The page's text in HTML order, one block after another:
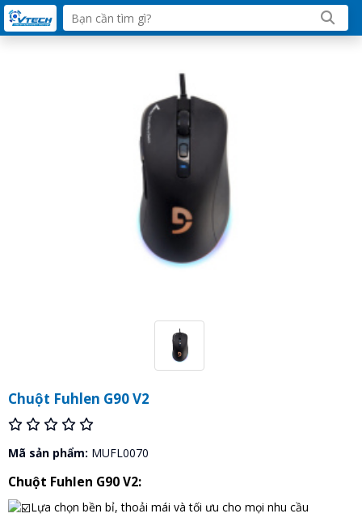
Chuột Fuhlen G90 V2
Mã sản phẩm: MUFL0070
Chuột Fuhlen G90 V2:
Lựa chọn bền bỉ, thoải mái và tối ưu cho mọi nhu cầu